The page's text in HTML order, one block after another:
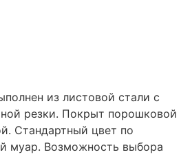
из листовой стали с
резки. Покрыт порошковой
Стандартный цвет по
муар. Возможность выбора